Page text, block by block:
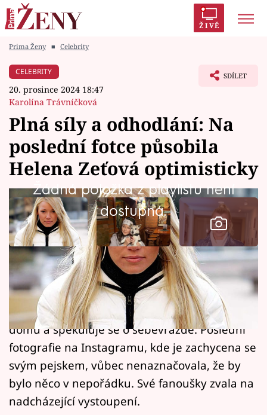
ŽIVĚ
Módní alarm
Témata
Celebrity
Vztahy
Seriály
Horoskopy
Sledujte prima+
Filmový festival Karlovy Vary
Pořady
Mámy sobě
Prima Ženy ■ Celebrity
CELEBRITY
20. prosince 2024 18:47
Karolína Trávníčková
SDÍLET
Plná síly a odhodlání: Na
poslední fotce působila
Helena Zeťová optimisticky
Žádná položka z playlistu není
dostupná.
V pátek obletěla Česko šokující zpráva o
tragické smrti zpěvačky Heleny Zeťové. Podle
informací měla umělkyně vypadnout z okna
domu a spekuluje se o sebevraždě. Poslední
fotografie na Instagramu, kde je zachycena se
svým pejskem, vůbec nenaznačovala, že by
bylo něco v nepořádku. Své fanoušky zvala na
nadcházející vystoupení.